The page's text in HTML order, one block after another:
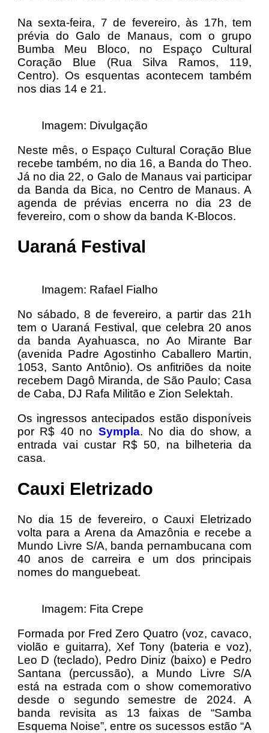
Na sexta-feira, 7 de fevereiro, às 17h, tem
prévia do Galo de Manaus, com o grupo
Bumba Meu Bloco, no Espaço Cultural
Coração Blue (Rua Silva Ramos, 119,
Centro). Os esquentas acontecem também
nos dias 14 e 21.
Imagem: Divulgação
Neste mês, o Espaço Cultural Coração Blue
recebe também, no dia 16, a Banda do Theo.
Já no dia 22, o Galo de Manaus vai participar
da Banda da Bica, no Centro de Manaus. A
agenda de prévias encerra no dia 23 de
fevereiro, com o show da banda K-Blocos.
Uaraná Festival
Imagem: Rafael Fialho
No sábado, 8 de fevereiro, a partir das 21h
tem o Uaraná Festival, que celebra 20 anos
da banda Ayahuasca, no Ao Mirante Bar
(avenida Padre Agostinho Caballero Martin,
1053, Santo Antônio). Os anfitriões da noite
recebem Dagô Miranda, de São Paulo; Casa
de Caba, DJ Rafa Militão e Zion Selektah.
Os ingressos antecipados estão disponíveis
por R$ 40 no Sympla. No dia do show, a
entrada vai custar R$ 50, na bilheteria da
casa.
Cauxi Eletrizado
No dia 15 de fevereiro, o Cauxi Eletrizado
volta para a Arena da Amazônia e recebe a
Mundo Livre S/A, banda pernambucana com
40 anos de carreira e um dos principais
nomes do manguebeat.
Imagem: Fita Crepe
Formada por Fred Zero Quatro (voz, cavaco,
violão e guitarra), Xef Tony (bateria e voz),
Leo D (teclado), Pedro Diniz (baixo) e Pedro
Santana (percussão), a Mundo Livre S/A
está na estrada com o show comemorativo
desde o segundo semestre de 2024. A
banda revisita as 13 faixas de “Samba
Esquema Noise”, entre os sucessos estão “A